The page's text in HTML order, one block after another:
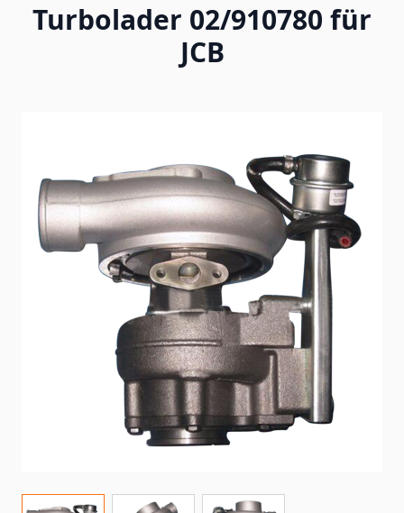
Turbolader 02/910780 für
JCB